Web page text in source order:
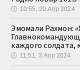
🕔 10:55, 20.Апр 2024
Эмомали Рахмон:
каждого солдата,
🕔 11:51, 3.Апр 2024